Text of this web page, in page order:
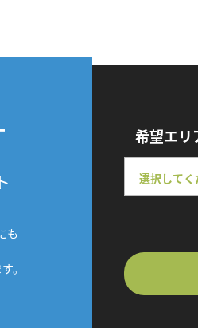
も
。
希望エリ